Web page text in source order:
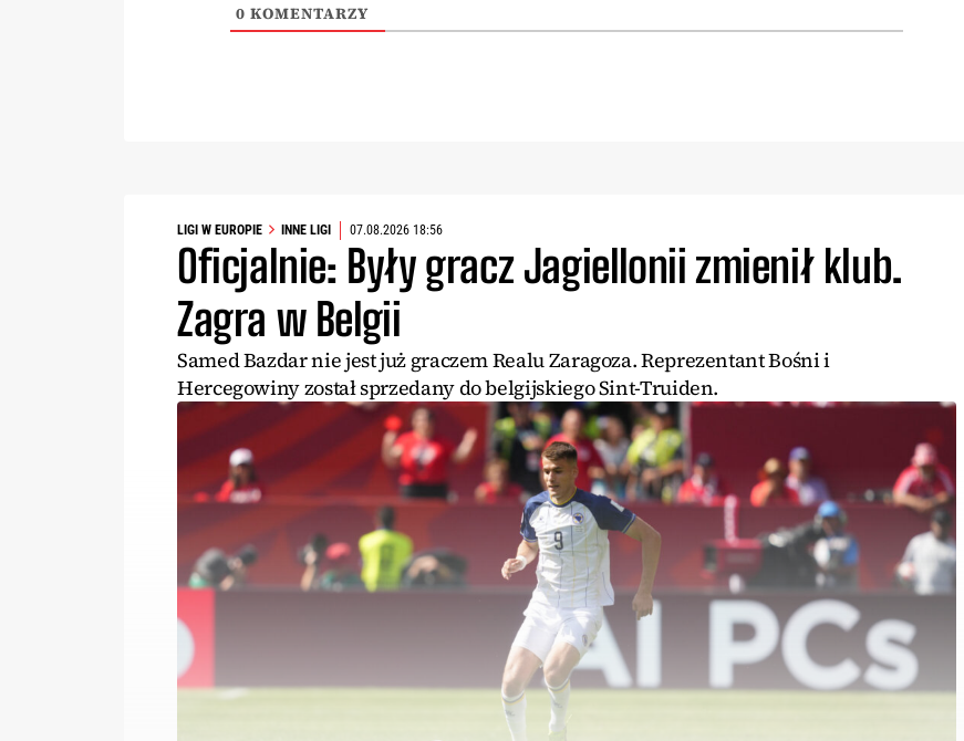
0 KOMENTARZY
LIGI W EUROPIE INNE LIGI 07.08.2026 18:56
Oficjalnie: Były gracz Jagiellonii zmienił klub.
Zagra w Belgii
Samed Bazdar nie jest już graczem Realu Zaragoza. Reprezentant Bośni i
Hercegowiny został sprzedany do belgijskiego Sint-Truiden.